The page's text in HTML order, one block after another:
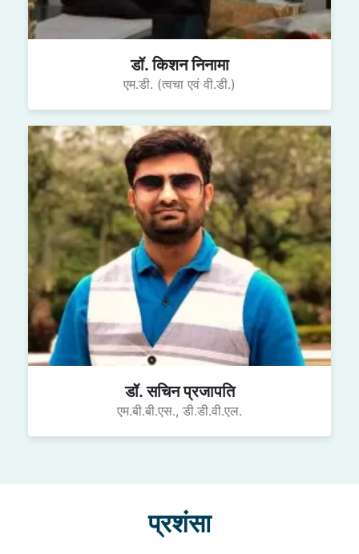
डॉ. किशन निनामा
एम.डी. (त्वचा एवं वी.डी.)
डॉ. सचिन प्रजापति
एम.बी.बी.एस., डी.डी.वी.एल.
प्रशंसा